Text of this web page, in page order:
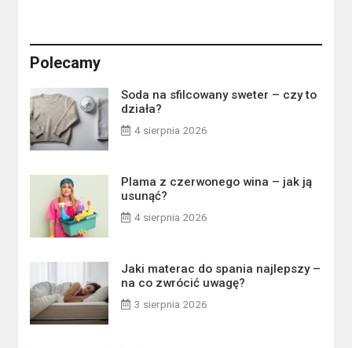
Polecamy
Soda na sfilcowany sweter – czy to
działa?
4 sierpnia 2026
Plama z czerwonego wina – jak ją
usunąć?
4 sierpnia 2026
Jaki materac do spania najlepszy –
na co zwrócić uwagę?
3 sierpnia 2026